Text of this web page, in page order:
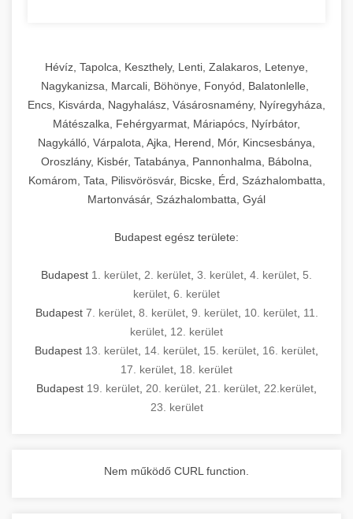
Hévíz, Tapolca, Keszthely, Lenti, Zalakaros, Letenye,
Nagykanizsa, Marcali, Böhönye, Fonyód, Balatonlelle,
Encs, Kisvárda, Nagyhalász, Vásárosnamény, Nyíregyháza,
Mátészalka, Fehérgyarmat, Máriapócs, Nyírbátor,
Nagykálló, Várpalota, Ajka, Herend, Mór, Kincsesbánya,
Oroszlány, Kisbér, Tatabánya, Pannonhalma, Bábolna,
Komárom, Tata, Pilisvörösvár, Bicske, Érd, Százhalombatta,
Martonvásár, Százhalombatta, Gyál
Budapest egész területe:
Budapest 1. kerület 2. kerület 3. kerület 4. kerület 5.
kerület 6. kerület
Budapest 7. kerület, 8. kerület, 9. kerület, 10. kerület, 11.
kerület 12. kerület
Budapest 13. kerület 14. kerület 15. kerület 16. kerület
17. kerület 18. kerület
Budapest 19. kerület 20. kerület 21. kerület 22.kerület
23. kerület
Nem működő CURL function.